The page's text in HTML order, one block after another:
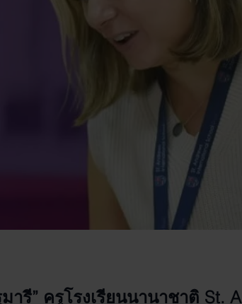
รี” ครูโรงเรียนนานาชาติ St.